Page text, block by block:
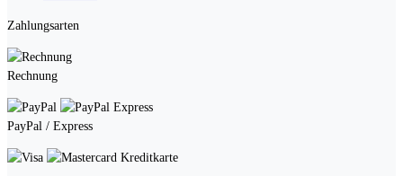
Zahlungsarten
Rechnung
PayPal / Express
Kreditkarte